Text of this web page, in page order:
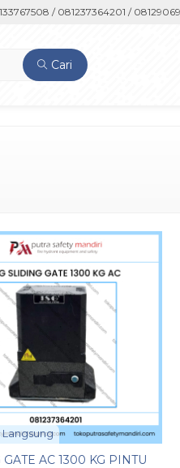
/ 081237364201 / 081290691054
Cari
AC 1300 KG PINTU